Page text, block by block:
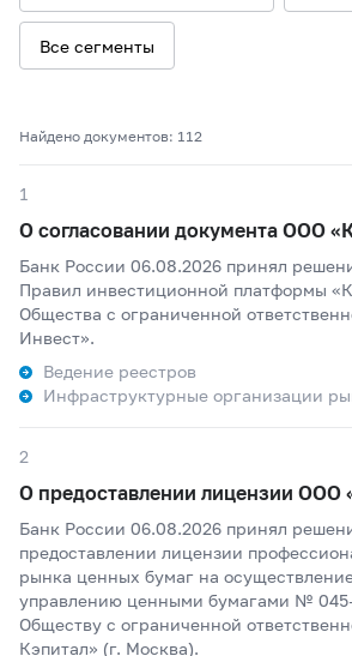
Все сегменты
Найдено документов: 112
1
О согласовании документа ООО
Банк России 06.08.2026 принял
Правил инвестиционной платформы
Общества с ограниченной
Инвест».
Ведение реестров
Инфраструктурные организации
2
О предоставлении лицензии ООО
Банк России 06.08.2026 принял
предоставлении лицензии
рынка ценных бумаг на
управлению ценными бумагами №
Обществу с ограниченной
Кэпитал» (г. Москва).